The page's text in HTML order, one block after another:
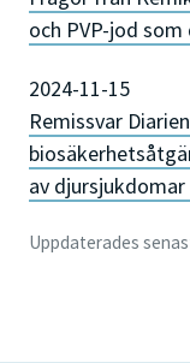
och PVP-jod
2024-11-15
Remissvar
av djursjukdomar
Uppdaterades